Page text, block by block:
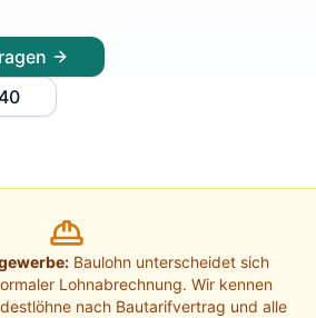
Baulohn unterscheidet sich
Lohnabrechnung. Wir kennen
nach Bautarifvertrag und alle
am Neckar